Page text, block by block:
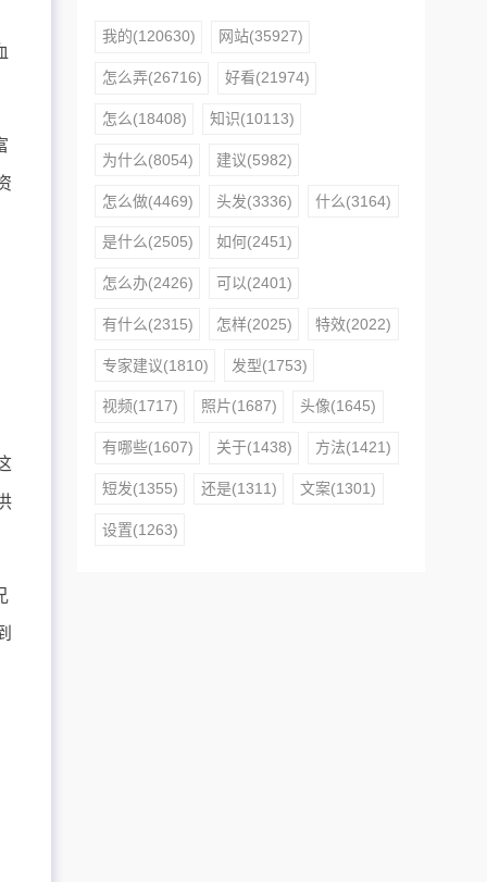
我的(120630) 网站(35927)
怎么弄(26716) 好看(21974)
怎么(18408) 知识(10113)
为什么(8054) 建议(5982)
怎么做(4469) 头发(3336) 什么(3164)
是什么(2505) 如何(2451)
怎么办(2426) 可以(2401)
有什么(2315) 怎样(2025) 特效(2022)
专家建议(1810) 发型(1753)
视频(1717) 照片(1687) 头像(1645)
有哪些(1607) 关于(1438) 方法(1421)
短发(1355) 还是(1311) 文案(1301)
设置(1263)